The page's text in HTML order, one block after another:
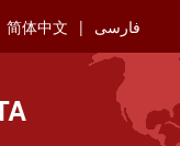
简体中文 فارسی